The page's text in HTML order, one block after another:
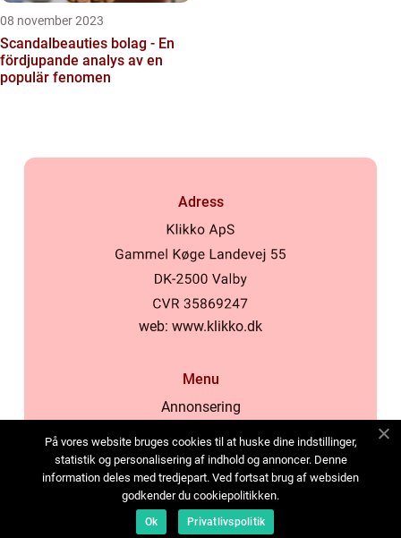
08 november 2023
Scandalbeauties bolag - En
fördjupande analys av en
populär fenomen
Adress
web: www.klikko.dk
Menu
Annonsering
Cookies
Kontakta oss
Sitemap
På vores website bruges cookies til at huske dine indstillinger,
statistik og personalisering af indhold og annoncer. Denne
information deles med tredjepart. Ved fortsat brug af websiden
godkender du cookiepolitikken.
Ok Privatlivspolitik